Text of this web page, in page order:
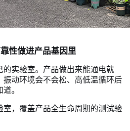
性做进产品基因里
实验室。产品做出来能通电就
动环境会不会松、高低温循环后
。
，覆盖产品全生命周期的测试验